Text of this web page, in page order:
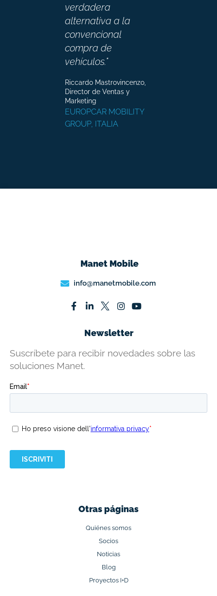
verdadera
alternativa a la
convencional
compra de
vehículos."
Riccardo Mastrovincenzo,
Director de Ventas y
Marketing
EUROPCAR MOBILITY
GROUP, ITALIA
Manet Mobile
info@manetmobile.com
Newsletter
Suscríbete para recibir novedades sobre las
soluciones Manet.
Otras páginas
Quiénes somos
Socios
Noticias
Blog
Proyectos I+D